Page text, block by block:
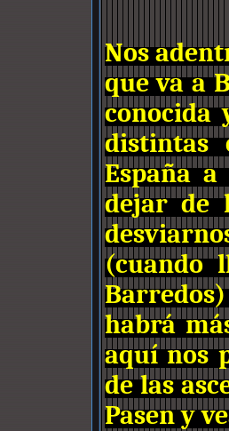
Nos
que va a
conocida
distintas
España
dejar de
(cuando
habrá
aquí nos
de las
Pasen y